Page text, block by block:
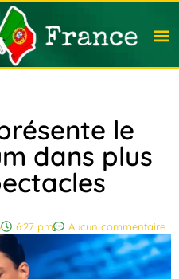
le
dans plus
6:27 pm Aucun commentaire